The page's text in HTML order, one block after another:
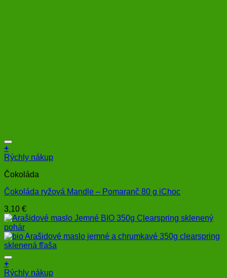
+
Rýchly nákup
Čokoláda
Čokoláda ryžová Mandle – Pomaranč 80 g iChoc
3,10 €
+
Rýchly nákup